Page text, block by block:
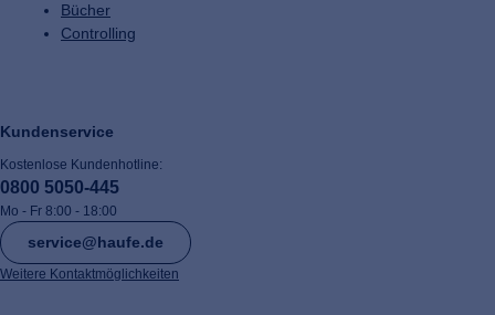
Bücher
Controlling
Kundenservice
Kostenlose Kundenhotline:
0800 5050-445
Mo - Fr 8:00 - 18:00
service@haufe.de
Weitere Kontaktmöglichkeiten